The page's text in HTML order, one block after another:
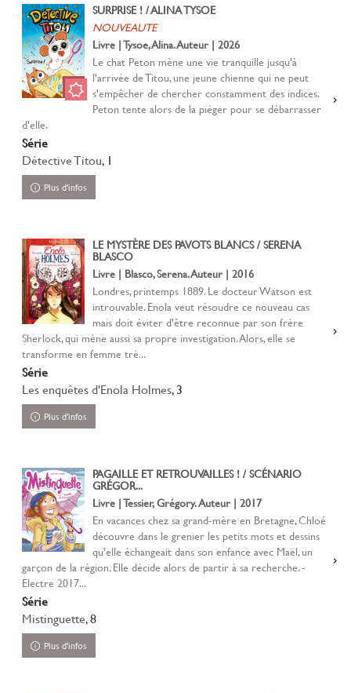
SURPRISE ! / ALINA TYSOE
NOUVEAUTE
Livre | Tysoe, Alina. Auteur | 2026
Le chat Peton mène une vie tranquille jusqu'à
l'arrivée de Titou, une jeune chienne qui ne peut
s'empêcher de chercher constamment des indices.
Peton tente alors de la piéger pour se débarrasser
d'elle.
Série
Détective Titou, 1
Plus d'infos
LE MYSTÈRE DES PAVOTS BLANCS / SERENA
BLASCO
Livre | Blasco, Serena. Auteur | 2016
Londres, printemps 1889. Le docteur Watson est
introuvable. Enola veut résoudre ce nouveau cas
mais doit éviter d'être reconnue par son frère
Sherlock, qui mène aussi sa propre investigation. Alors, elle se
transforme en femme trè...
Série
Les enquêtes d'Enola Holmes, 3
Plus d'infos
PAGAILLE ET RETROUVAILLES ! / SCÉNARIO
GRÉGOR...
Livre | Tessier, Grégory. Auteur | 2017
En vacances chez sa grand-mère en Bretagne, Chloé
découvre dans le grenier les petits mots et dessins
qu'elle échangeait dans son enfance avec Maël, un
garçon de la région. Elle décide alors de partir à sa recherche. ­
Electre 2017...
Série
Mistinguette, 8
Plus d'infos